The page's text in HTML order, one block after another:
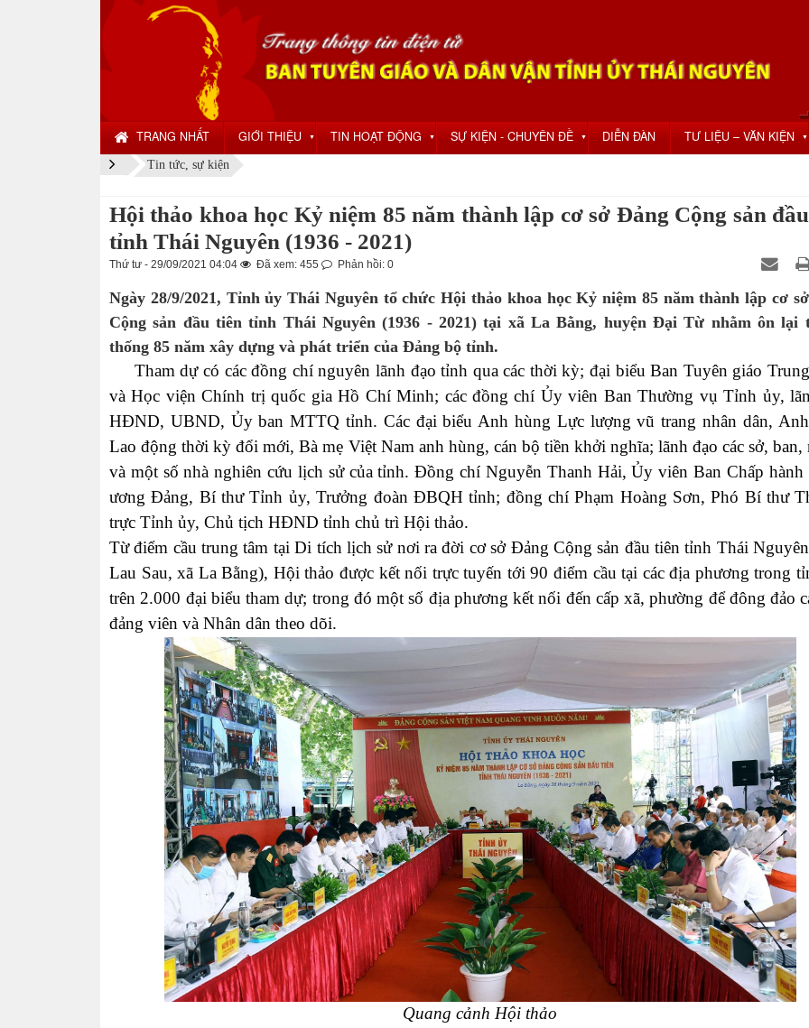
TRANG NHẤT GIỚI THIỆU ▼ TIN HOẠT ĐỘNG ▼ SỰ KIỆN - CHUYÊN ĐỀ ▼ DIỄN ĐÀN TƯ LIỆU – VĂN KIỆN ▼
Tin tức, sự kiện
Hội thảo khoa học Kỷ niệm 85 năm thành lập cơ sở Đảng Cộng sản
tỉnh Thái Nguyên (1936 - 2021)
Thứ tư - 29/09/2021 04:04 Đã xem: 455 Phản hồi: 0
Ngày 28/9/2021, Tỉnh ủy Thái Nguyên tổ chức Hội thảo khoa học Kỷ niệm 85 năm thành lập cơ
Cộng sản đầu tiên tỉnh Thái Nguyên (1936 - 2021) tại xã La Bằng, huyện Đại Từ nhằm ôn lại
thống 85 năm xây dựng và phát triển của Đảng bộ tỉnh.
Tham dự có các đồng chí nguyên lãnh đạo tỉnh qua các thời kỳ; đại biểu Ban Tuyên giáo
và Học viện Chính trị quốc gia Hồ Chí Minh; các đồng chí Ủy viên Ban Thường vụ Tỉnh ủy,
HĐND, UBND, Ủy ban MTTQ tỉnh. Các đại biểu Anh hùng Lực lượng vũ trang nhân dân,
Lao động thời kỳ đổi mới, Bà mẹ Việt Nam anh hùng, cán bộ tiền khởi nghĩa; lãnh đạo các sở, ban,
và một số nhà nghiên cứu lịch sử của tỉnh. Đồng chí Nguyễn Thanh Hải, Ủy viên Ban Chấp hành
ương Đảng, Bí thư Tỉnh ủy, Trưởng đoàn ĐBQH tỉnh; đồng chí Phạm Hoàng Sơn, Phó Bí thư
trực Tỉnh ủy, Chủ tịch HĐND tỉnh chủ trì Hội thảo.
Từ điểm cầu trung tâm tại Di tích lịch sử nơi ra đời cơ sở Đảng Cộng sản đầu tiên tỉnh Thái
Lau Sau, xã La Bằng), Hội thảo được kết nối trực tuyến tới 90 điểm cầu tại các địa phương trong
trên 2.000 đại biểu tham dự; trong đó một số địa phương kết nối đến cấp xã, phường để đông đảo
đảng viên và Nhân dân theo dõi.
Quang cảnh Hội thảo